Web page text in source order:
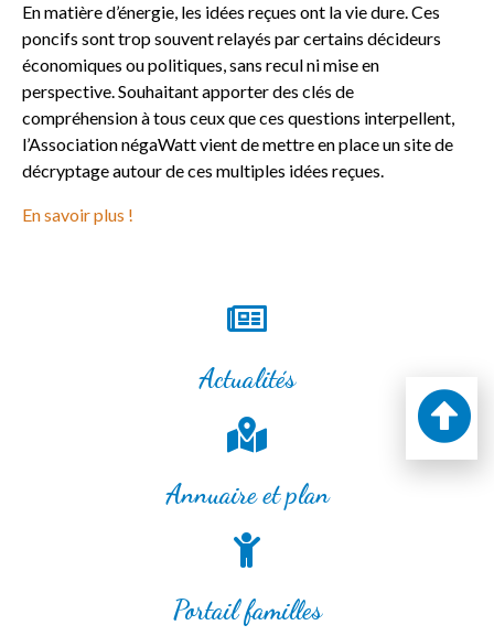
En matière d’énergie, les idées reçues ont la vie dure. Ces
poncifs sont trop souvent relayés par certains décideurs
économiques ou politiques, sans recul ni mise en
perspective. Souhaitant apporter des clés de
compréhension à tous ceux que ces questions interpellent,
l’Association négaWatt vient de mettre en place un site de
décryptage autour de ces multiples idées reçues.
En savoir plus !
Actualités
Annuaire et plan
Portail familles